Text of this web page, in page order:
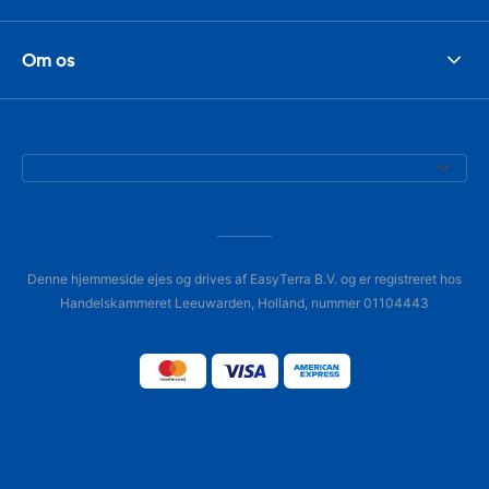
Om os
Denne hjemmeside ejes og drives af EasyTerra B.V. og er registreret hos
Handelskammeret Leeuwarden, Holland, nummer 01104443